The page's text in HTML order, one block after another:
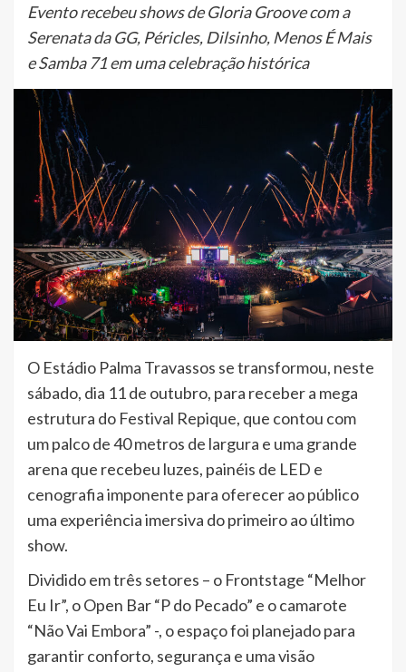
Evento recebeu shows de Gloria Groove com a
Serenata da GG, Péricles, Dilsinho, Menos É Mais
e Samba 71 em uma celebração histórica
O Estádio Palma Travassos se transformou, neste
sábado, dia 11 de outubro, para receber a mega
estrutura do Festival Repique, que contou com
um palco de 40 metros de largura e uma grande
arena que recebeu luzes, painéis de LED e
cenografia imponente para oferecer ao público
uma experiência imersiva do primeiro ao último
show.
Dividido em três setores – o Frontstage “Melhor
Eu Ir”, o Open Bar “P do Pecado” e o camarote
“Não Vai Embora” -, o espaço foi planejado para
garantir conforto, segurança e uma visão